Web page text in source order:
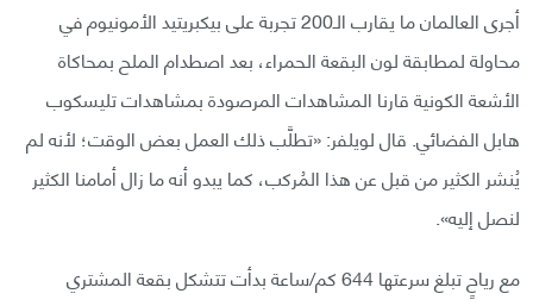
أجرى العالمان ما يقارب الـ200 تجربة على بيكبريتيد الأمونيوم في
محاولة لمطابقة لون البقعة الحمراء، بعد اصطدام الملح بمحاكاة
الأشعة الكونية قارنا المشاهدات المرصودة بمشاهدات تليسكوب
‏هابل الفضائي.‏ ‏قال لويلفر: «تطلَّب ذلك العمل بعض الوقت؛ لأنه لم
يُنشر الكثير من قبل عن هذا المُركب، كما يبدو أنه ما زال أمامنا ‏الكثير
لنصل إليه».‏
مع رياحٍ تبلغ سرعتها 644 كم/ساعة بدأت تتشكل بقعة المشتري